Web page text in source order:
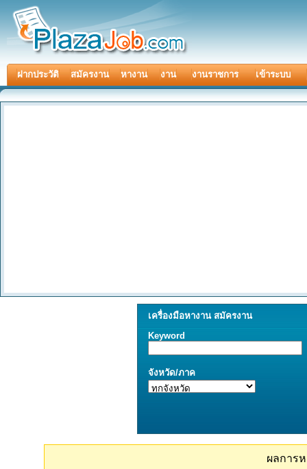
ฝากประวัติ สมัครงาน หางาน งาน งานราชการ เข้าระบบ
เครื่องมือหางาน สมัครงาน
Keyword
จังหวัด/ภาค
ผลการ